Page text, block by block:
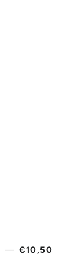
— PARASTĀ
€10,50